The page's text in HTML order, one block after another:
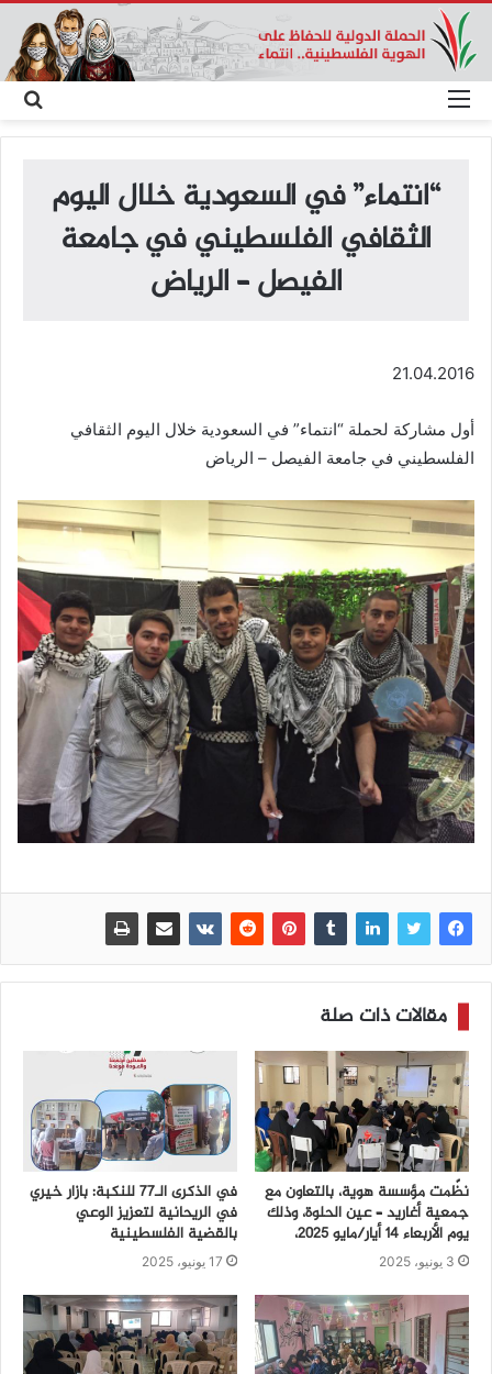
عن
القائمة
“انتماء” في السعودية خلال اليوم
الثقافي الفلسطيني في جامعة
الفيصل – الرياض
21.04.2016
أول مشاركة لحملة “انتماء” في السعودية خلال اليوم الثقافي
الفلسطيني في جامعة الفيصل – الرياض
مقالات ذات صلة
نظّمت مؤسسة هوية، بالتعاون مع
جمعية أغاريد – عين الحلوة، وذلك
يوم الأربعاء 14 أيار/مايو 2025،
3 يونيو، 2025
في الذكرى الـ77 للنكبة: بازار خيري
في الريحانية لتعزيز الوعي
بالقضية الفلسطينية
17 يونيو، 2025